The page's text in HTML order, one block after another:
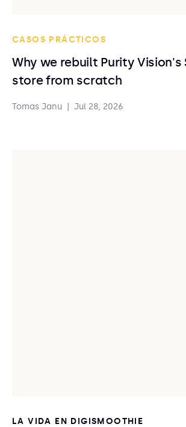
CASOS PRÁCTICOS
Why we rebuilt Purity Vision's
store from scratch
Tomas Janu Jul 28, 2026
LA VIDA EN DIGISMOOTHIE